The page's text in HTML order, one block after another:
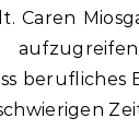
Caren